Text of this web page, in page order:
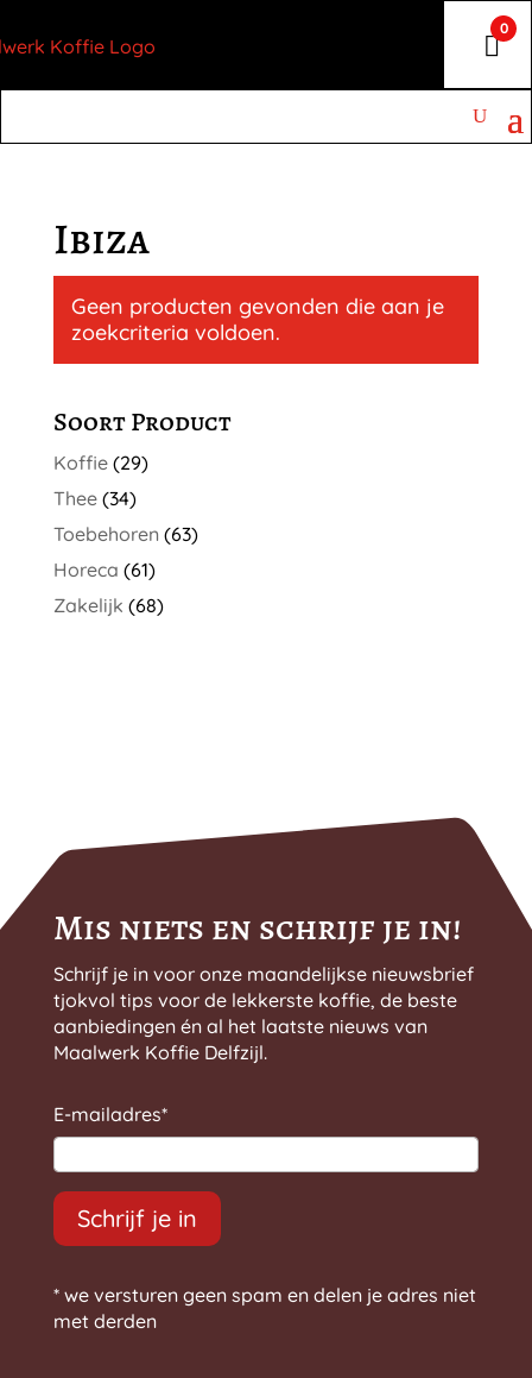
0
Ibiza
Geen producten gevonden die aan je
zoekcriteria voldoen.
Soort Product
Koffie (29)
Thee (34)
Toebehoren (63)
Horeca (61)
Zakelijk (68)
Mis niets en schrijf je in!
Schrijf je in voor onze maandelijkse nieuwsbrief
tjokvol tips voor de lekkerste koffie, de beste
aanbiedingen én al het laatste nieuws van
Maalwerk Koffie Delfzijl.
E-mailadres*
Schrijf je in
* we versturen geen spam en delen je adres niet
met derden